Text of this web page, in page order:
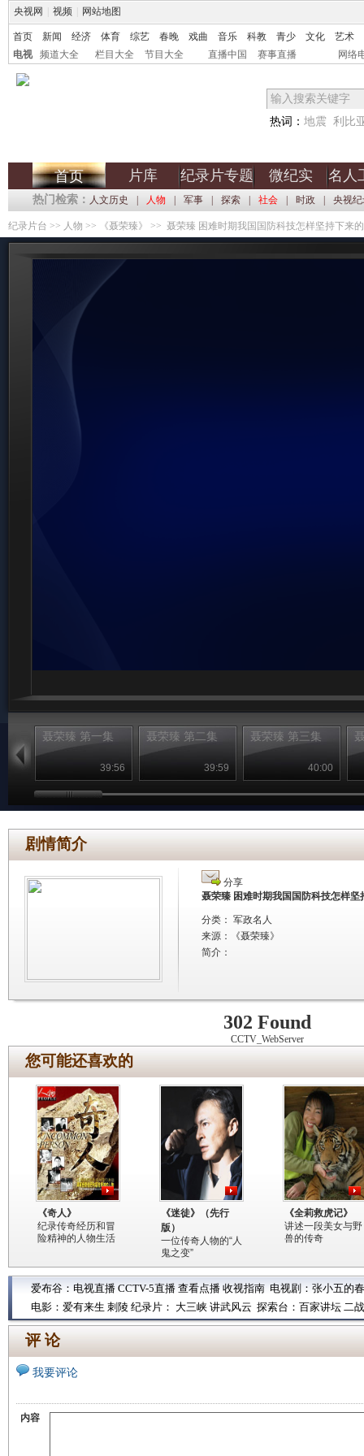
央视网 视频 网站地图
首页 新闻 经济 体育 综艺 春晚 戏曲 音乐 科教 青少 文化
艺术
电视
频道大全 栏目大全 节目大全 直播中国 赛事直播 网络
热词： 地震 利比
首页 片库 纪录片专题 微纪实 名人
热门检索： 人文历史 人物 军事 探索 社会 时政 央视
纪录片台 >> 人物 >> 《聂荣臻》 >> 聂荣臻 困难时期我国国防科技怎样坚持下来的
聂荣臻 第一集
39:56
聂荣臻 第二集
39:59
聂荣臻 第三集
40:00
剧情简介
分享
聂荣臻 困难时期我国国防科技怎样坚
分类： 军政名人
来源：
《聂荣臻》
简介：
302 Found
CCTV_WebServer
您可能还喜欢的
《奇人》
纪录传奇经历和冒
险精神的人物生活
《迷徒》（先行
版）
一位传奇人物的“人
鬼之变”
《全莉救虎记》
讲述一段美女与野
兽的传奇
爱布谷： 电视直播 CCTV-5直播 查看点播 收视指南 电视剧： 张小五的
电影： 爱有来生 刺陵 纪录片： 大三峡 讲武风云 探索台： 百家讲坛 二
评 论
我要评论
内容